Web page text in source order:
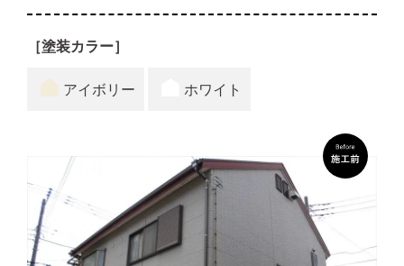
［塗装カラー］
アイボリー ホワイト